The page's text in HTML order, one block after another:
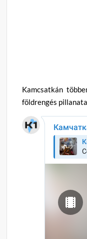
Kamcsatkán
földrengés